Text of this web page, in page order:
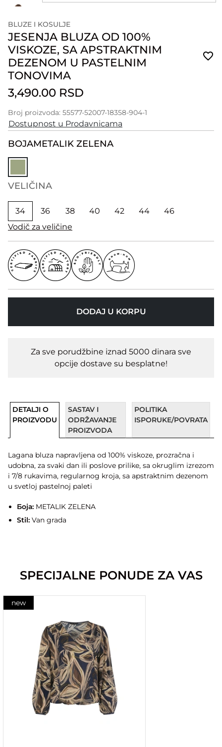
BLUZE I KOSULJE
JESENJA BLUZA OD 100%
VISKOZE, SA APSTRAKTNIM
DEZENOM U PASTELNIM
TONOVIMA
3,490.00 RSD
Broj proizvoda: 55577-52007-18358-904-1
Dostupnost u Prodavnicama
BOJAMETALIK ZELENA
VELIČINA
34 36 38 40 42 44
46
Vodič za veličine
DODAJ U KORPU
Za sve porudžbine iznad 5000 dinara sve
opcije dostave su besplatne!
DETALJI O
PROIZVODU
SASTAV I
ODRŽAVANJE
PROIZVODA
POLITIKA
ISPORUKE/POVRATA
Lagana bluza napravljena od 100% viskoze, prozračna i
udobna, za svaki dan ili poslove prilike, sa okruglim izrezom
i 7/8 rukavima, regularnog kroja, sa apstraktnim dezenom
u svetloj pastelnoj paleti
Боја:METALIK ZELENA
Stil:Van grada
SPECIJALNE PONUDE ZA VAS
new